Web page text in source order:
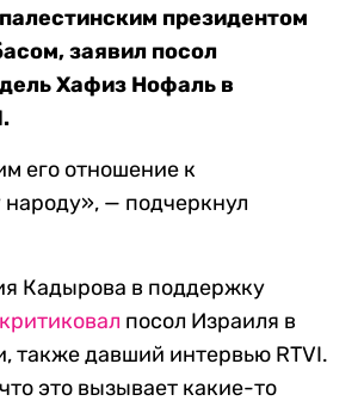
президентом
заявил посол
Хафиз Нофаль в
его отношение к
— подчеркнул
Кадырова в поддержку
посол Израиля в
также давший интервью RTVI.
это вызывает какие-то